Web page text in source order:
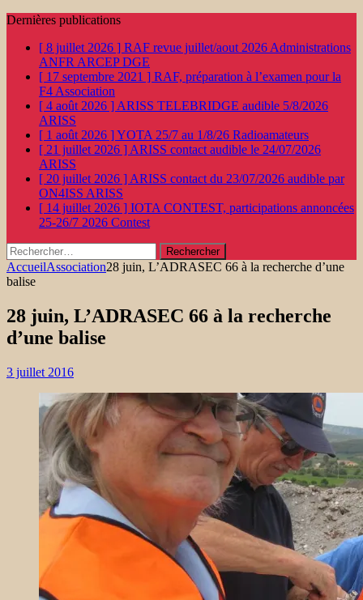
Dernières publications
[ 8 juillet 2026 ] RAF revue juillet/aout 2026 Administrations
ANFR ARCEP DGE
[ 17 septembre 2021 ] RAF, préparation à l’examen pour la
F4 Association
[ 4 août 2026 ] ARISS TELEBRIDGE audible 5/8/2026
ARISS
[ 1 août 2026 ]YOTA 25/7 au 1/8/26 Radioamateurs
[ 21 juillet 2026 ] ARISS contact audible le 24/07/2026
ARISS
[ 20 juillet 2026 ] ARISS contact du 23/07/2026 audible par
ON4ISS ARISS
[ 14 juillet 2026 ] IOTA CONTEST, participations annoncées
25-26/7 2026 Contest
Rechercher :
AccueilAssociation28 juin, L’ADRASEC 66 à la recherche d’une
balise
28 juin, L’ADRASEC 66 à la recherche
d’une balise
3 juillet 2016